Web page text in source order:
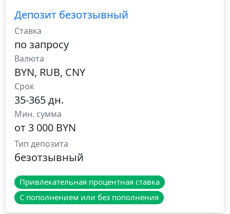
Депозит безотзывный
Ставка
по запросу
Валюта
BYN, RUB, CNY
Срок
35-365 дн.
Мин. сумма
от 3 000 BYN
Тип депозита
безотзывный
Привлекательная процентная ставка
С пополнением или без пополнения